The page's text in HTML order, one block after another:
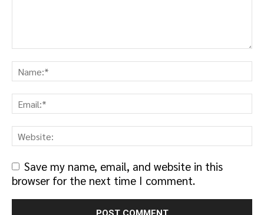
Save my name, email, and website in this
browser for the next time I comment.